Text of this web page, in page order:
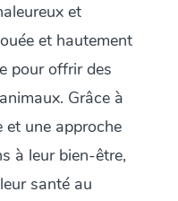
et
et hautement
pour offrir des
Grâce à
et une approche
à leur bien-être,
santé au